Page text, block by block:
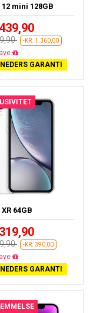
mini 128GB
-KR. 1.360,00
GARANTI
64GB
-KR. 390,00
GARANTI